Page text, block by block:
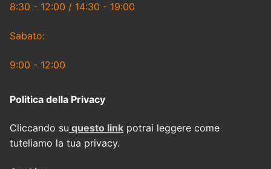
8:30 - 12:00 / 14:30 - 19:00
Sabato:
9:00 - 12:00
Politica della Privacy
Cliccando su questo link potrai leggere come
tuteliamo la tua privacy.